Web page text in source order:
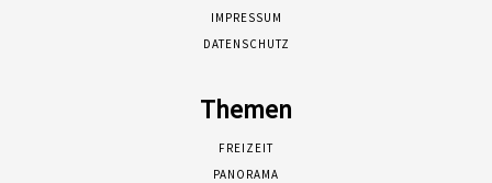
IMPRESSUM
DATENSCHUTZ
Themen
FREIZEIT
PANORAMA